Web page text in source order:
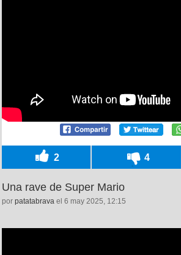
2 4
Una rave de Super Mario
por patatabrava el 6 may 2025, 12:15